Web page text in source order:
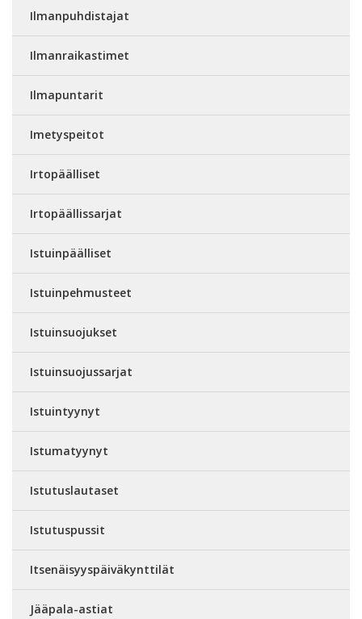
Ilmanpuhdistajat
Ilmanraikastimet
Ilmapuntarit
Imetyspeitot
Irtopäälliset
Irtopäällissarjat
Istuinpäälliset
Istuinpehmusteet
Istuinsuojukset
Istuinsuojussarjat
Istuintyynyt
Istumatyynyt
Istutuslautaset
Istutuspussit
Itsenäisyyspäiväkynttilät
Jääpala-astiat